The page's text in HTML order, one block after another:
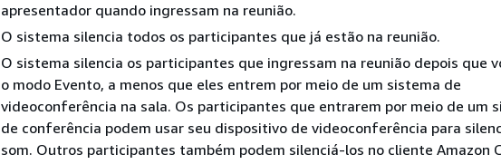
apresentador quando ingressam na reunião.
O sistema silencia todos os participantes que já estão na reunião.
O sistema silencia os participantes que ingressam na reunião depois que
o modo Evento, a menos que eles entrem por meio de um sistema de
videoconferência na sala. Os participantes que entrarem por meio de um
de conferência podem usar seu dispositivo de videoconferência para
som. Outros participantes também podem silenciá-los no cliente Amazon